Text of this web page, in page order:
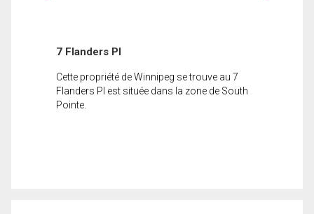
7 Flanders Pl
Cette propriété de Winnipeg se trouve au 7
Flanders Pl est située dans la zone de South
Pointe.